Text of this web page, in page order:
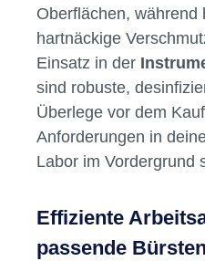
Oberflächen, während
hartnäckige
Einsatz in der
sind robuste,
Überlege vor dem
Anforderungen in
Labor im Vordergrund
Effiziente
passende Bürsten